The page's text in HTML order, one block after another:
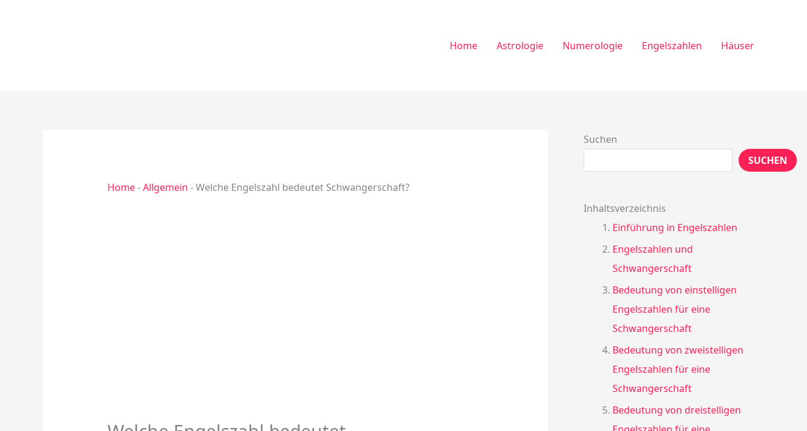
Home Astrologie Numerologie Engelszahlen Häuser
Home-Allgemein -Welche Engelszahl bedeutet Schwangerschaft?
Suchen
SUCHEN
Inhaltsverzeichnis
Einführung in Engelszahlen
Engelszahlen und
Schwangerschaft
Bedeutung von einstelligen
Engelszahlen für eine
Schwangerschaft
Bedeutung von zweistelligen
Engelszahlen für eine
Schwangerschaft
Bedeutung von dreistelligen